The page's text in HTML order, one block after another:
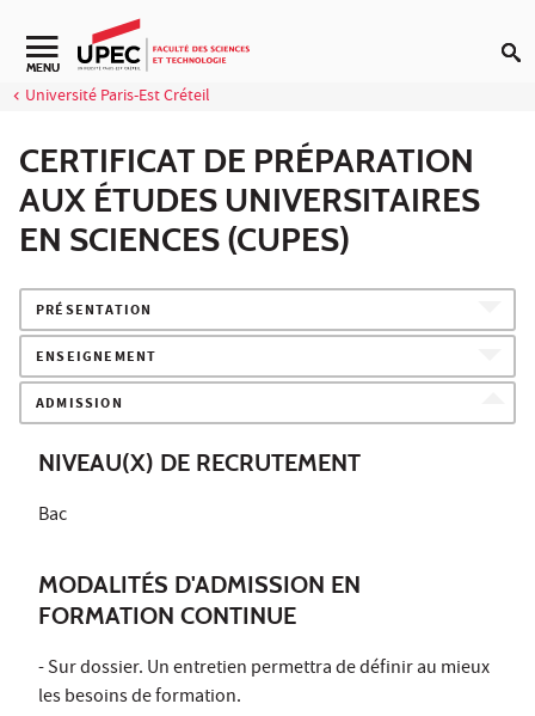
Aller au contenu
Navigation secondaire
MENU
Université Paris-Est Créteil
CERTIFICAT DE PRÉPARATION
AUX ÉTUDES UNIVERSITAIRES
EN SCIENCES (CUPES)
PRÉSENTATION
ENSEIGNEMENT
ADMISSION
NIVEAU(X) DE RECRUTEMENT
Bac
MODALITÉS D'ADMISSION EN
FORMATION CONTINUE
- Sur dossier. Un entretien permettra de définir au mieux
les besoins de formation.